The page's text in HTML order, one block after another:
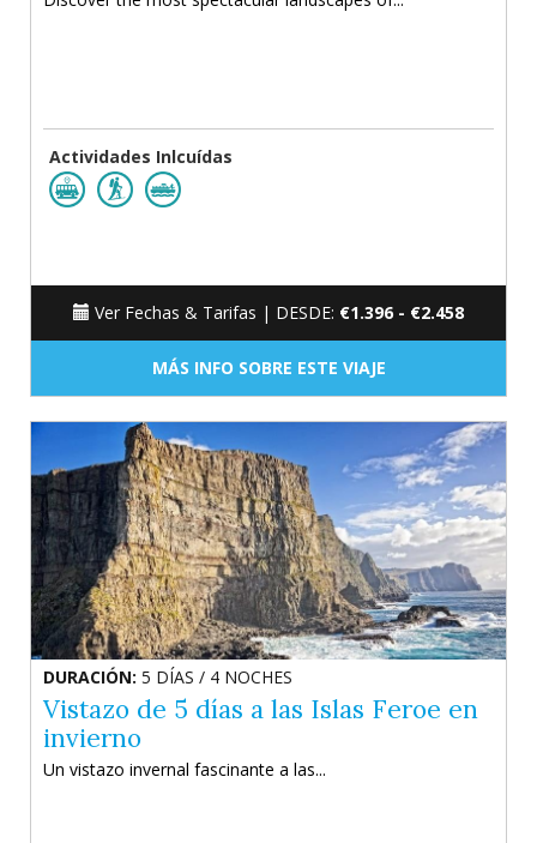
Actividades Inlcuídas
Ver Fechas & Tarifas | DESDE: €1.396 - €2.458
MÁS INFO SOBRE ESTE VIAJE
DURACIÓN: 5 DÍAS / 4 NOCHES
Vistazo de 5 días a las Islas Feroe en
invierno
Un vistazo invernal fascinante a las...